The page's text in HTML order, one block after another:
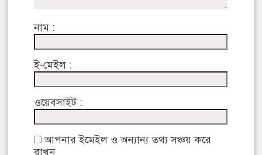
নাম :
ই-মেইল :
ওয়েবসাইট :
আপনার ইমেইল ও অন্যান্য তথ্য সঞ্চয় করে
রাখুন